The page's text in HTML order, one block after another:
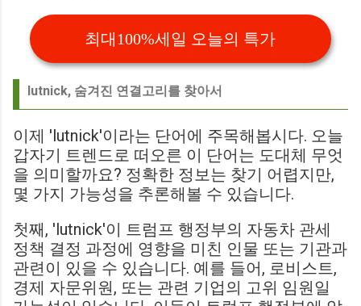
최대100%세일 오늘의 특가
lutnick, 숨겨진 연결고리를 찾아서
이제 'lutnick'이라는 단어에 주목해봅시다. 오늘
갑자기 트렌드로 떠오른 이 단어는 도대체 무엇
을 의미할까요? 정확한 정보는 찾기 어렵지만,
몇 가지 가능성을 추론해볼 수 있습니다.
첫째, 'lutnick'이 트럼프 행정부의 자동차 관세
정책 결정 과정에 영향을 미친 인물 또는 기관과
관련이 있을 수 있습니다. 예를 들어, 로비스트,
경제 자문위원, 또는 관련 기업의 고위 임원일